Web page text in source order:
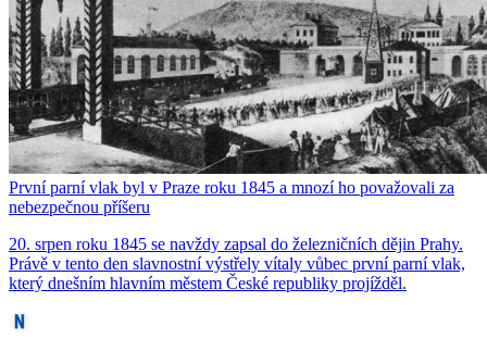
První parní vlak byl v Praze roku 1845 a mnozí ho považovali za
nebezpečnou příšeru
20. srpen roku 1845 se navždy zapsal do železničních dějin Prahy.
Právě v tento den slavnostní výstřely vítaly vůbec první parní vlak,
který dnešním hlavním městem České republiky projížděl.